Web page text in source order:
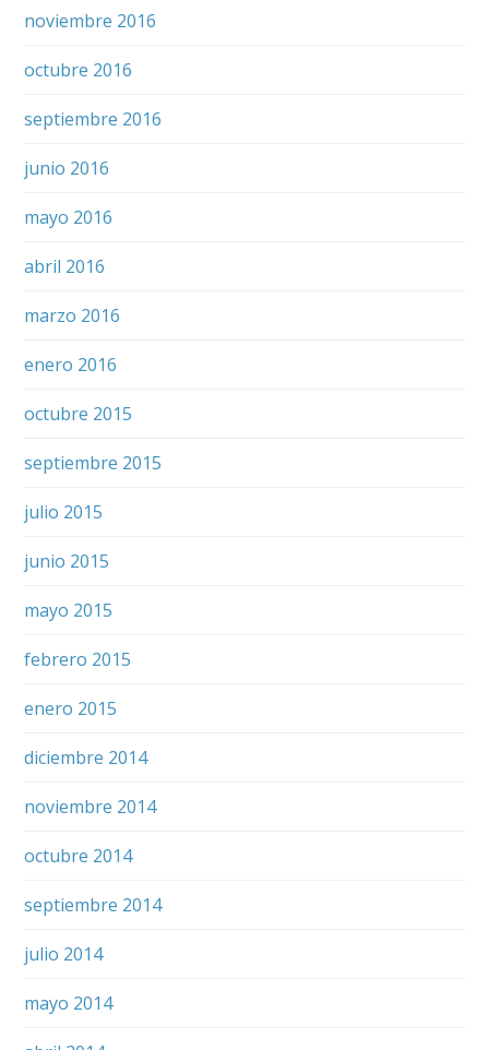
noviembre 2016
octubre 2016
septiembre 2016
junio 2016
mayo 2016
abril 2016
marzo 2016
enero 2016
octubre 2015
septiembre 2015
julio 2015
junio 2015
mayo 2015
febrero 2015
enero 2015
diciembre 2014
noviembre 2014
octubre 2014
septiembre 2014
julio 2014
mayo 2014